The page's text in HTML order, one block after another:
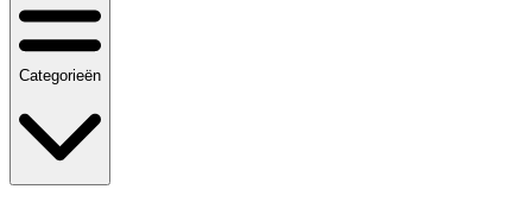
Categorieën